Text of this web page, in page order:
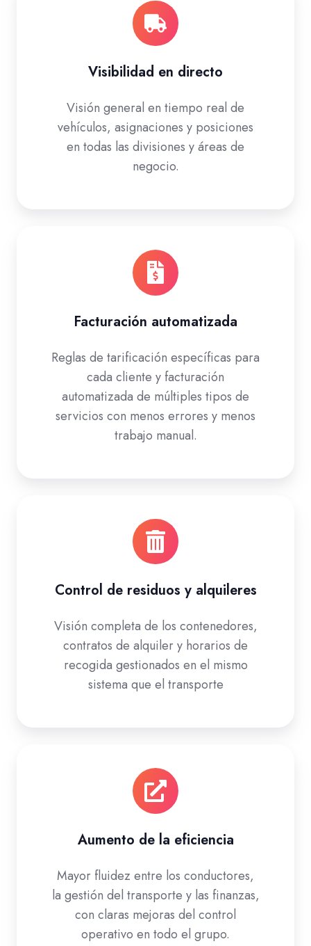
Visibilidad en directo
Visión general en tiempo real de
vehículos, asignaciones y posiciones
en todas las divisiones y áreas de
negocio.
Facturación automatizada
Reglas de tarificación específicas para
cada cliente y facturación
automatizada de múltiples tipos de
servicios con menos errores y menos
trabajo manual.
Control de residuos y alquileres
Visión completa de los contenedores,
contratos de alquiler y horarios de
recogida gestionados en el mismo
sistema que el transporte
Aumento de la eficiencia
Mayor fluidez entre los conductores,
la gestión del transporte y las finanzas,
con claras mejoras del control
operativo en todo el grupo.